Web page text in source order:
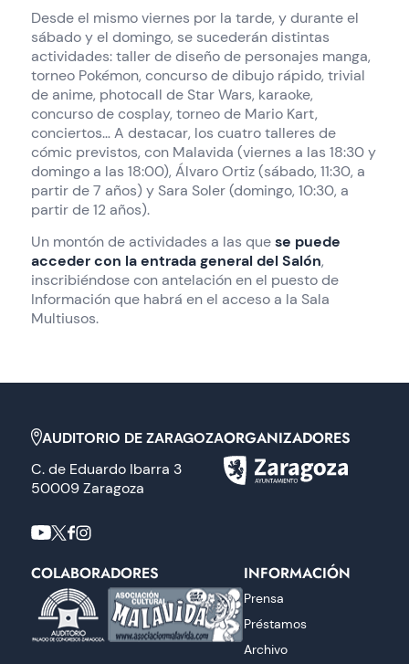
Desde el mismo viernes por la tarde, y durante el
sábado y el domingo, se sucederán distintas
actividades: taller de diseño de personajes manga,
torneo Pokémon, concurso de dibujo rápido, trivial
de anime, photocall de Star Wars, karaoke,
concurso de cosplay, torneo de Mario Kart,
conciertos… A destacar, los cuatro talleres de
cómic previstos, con Malavida (viernes a las 18:30 y
domingo a las 18:00), Álvaro Ortiz (sábado, 11:30, a
partir de 7 años) y Sara Soler (domingo, 10:30, a
partir de 12 años).
Un montón de actividades a las quese puede
acceder con la entrada general del Salón,
inscribiéndose con antelación en el puesto de
Información que habrá en el acceso a la Sala
Multiusos.
AUDITORIO DE ZARAGOZA
C. de Eduardo Ibarra 3
50009 Zaragoza
ORGANIZADORES
COLABORADORES INFORMACIÓN
Prensa
Préstamos
Archivo